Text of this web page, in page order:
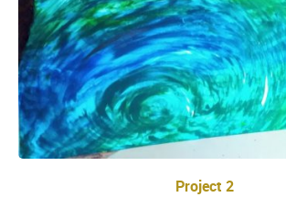
Project 2